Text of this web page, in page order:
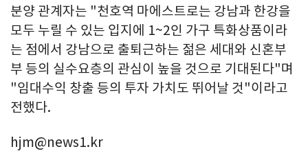
분양 관계자는 "천호역 마에스트로는 강남과 한강을
모두 누릴 수 있는 입지에 1~2인 가구 특화상품이라
는 점에서 강남으로 출퇴근하는 젊은 세대와 신혼부
부 등의 실수요층의 관심이 높을 것으로 기대된다"며
"임대수익 창출 등의 투자 가치도 뛰어날 것"이라고
전했다.
hjm@news1.kr